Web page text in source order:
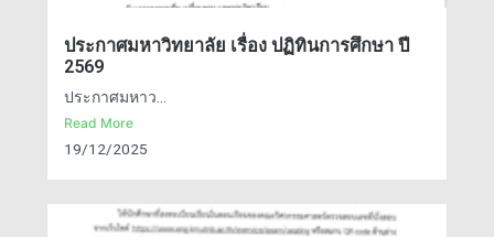
ประกาศมหาวิทยาลัย เรื่อง ปฏิทินการศึกษา ปี
2569
ประกาศมหาว...
Read More
19/12/2025